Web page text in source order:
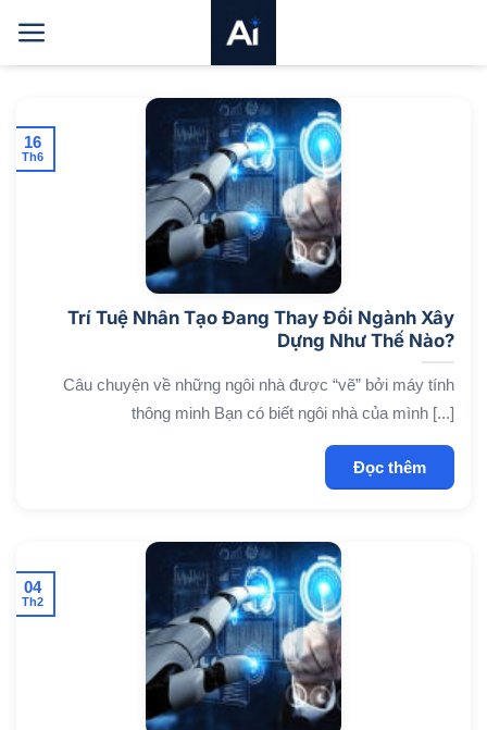
qua
nội
Trí Tuệ Nhân Tạo Đang Thay Đổi Ngành Xây
Dựng Như Thế Nào?
Câu chuyện về những ngôi nhà được “vẽ” bởi máy tính
thông minh Bạn có biết ngôi nhà của mình [...]
Đọc thêm
16
Th6
04
Th2